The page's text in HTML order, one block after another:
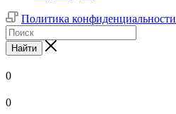
Политика конфиденциальности
Найти
0
0